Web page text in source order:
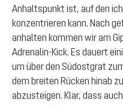
Anhaltspunkt ist, auf den
konzentrieren kann. Nach
anhalten kommen wir am
Adrenalin-Kick. Es dauert
um über den Südostgrat
dem breiten Rücken hinab
abzusteigen. Klar, dass